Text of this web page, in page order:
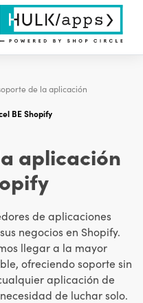
de la aplicación
BE Shopify
aplicación
de aplicaciones
negocios en Shopify.
llegar a la mayor
ofreciendo soporte sin
aplicación de
de luchar solo.